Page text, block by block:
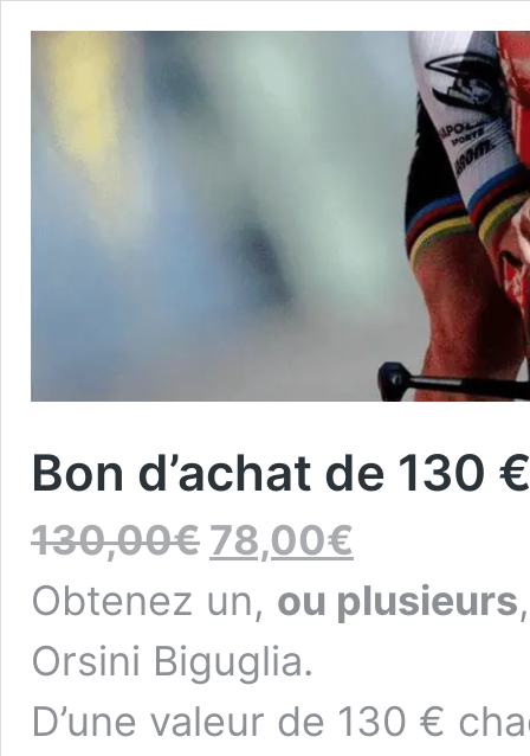
Bon d’achat de 130
130,00€ Le
prix
était :
130,00€.
78,00€
est :
78,00€.
Obtenez un, ou plusieurs
Orsini Biguglia.
D’une valeur de 130 €